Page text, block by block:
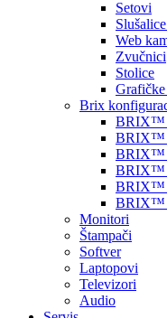
Setovi
Web
Zvučnici
Stolice
Grafičke
Brix
BRIX™
BRIX™
BRIX™
BRIX™
BRIX™
BRIX™
Monitori
Štampači
Softver
Laptopovi
Televizori
Audio